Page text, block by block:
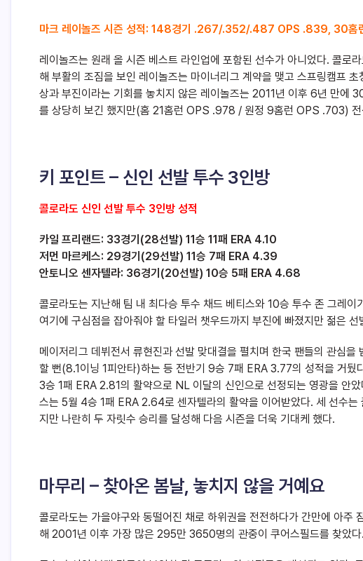
마크 레이놀즈 시즌 성적: 148경기 .267/.352/.487 OPS .839, 30
레이놀즈는 원래 올 시즌 베스트 라인업에 포함된 선수가 아니었다. 콜로
해 부활의 조짐을 보인 레이놀즈는 마이너리그 계약을 맺고 스프링캠프
상과 부진이라는 기회를 놓치지 않은 레이놀즈는 2011년 이후 6년 만에
를 상당히 보긴 했지만(홈 21홈런 OPS .978 / 원정 9홈런 OPS .703) 전
키 포인트 – 신인 선발 투수 3인방
콜로라도 신인 선발 투수 3인방 성적
카일 프리랜드: 33경기(28선발) 11승 11패 ERA 4.10
저먼 마르케스: 29경기(29선발) 11승 7패 ERA 4.39
안토니오 센자텔라: 36경기(20선발) 10승 5패 ERA 4.68
콜로라도는 지난해 팀 내 최다승 투수 채드 베티스와 10승 투수 존 그레
여기에 구심점을 잡아줘야 할 타일러 챗우드까지 부진에 빠졌지만 젊은
메이저리그 데뷔전서 류현진과 선발 맞대결을 펼치며 한국 팬들의 관심
할 뻔(8.1이닝 1피안타)하는 등 전반기 9승 7패 ERA 3.77의 성적을 거뒀
3승 1패 ERA 2.81의 활약으로 NL 이달의 신인으로 선정되는 영광을 안
스는 5월 4승 1패 ERA 2.64로 센자텔라의 활약을 이어받았다. 세 선수
지만 나란히 두 자릿수 승리를 달성해 다음 시즌을 더욱 기대케 했다.
마무리 – 찾아온 봄날, 놓치지 않을 거예요
콜로라도는 가을야구와 동떨어진 채로 하위권을 전전하다가 간만에 아주
해 2001년 이후 가장 많은 295만 3650명의 관중이 쿠어스필드를 찾았다.